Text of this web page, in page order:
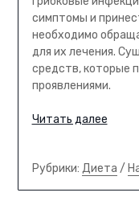
симптомы и
необходимо
для их лечения.
средств, которые
проявлениями.
Читать далее
Рубрики: Диета /